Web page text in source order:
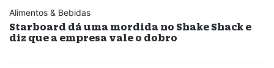
Alimentos & Bebidas
Starboard dá uma mordida no Shake Shack e
diz que a empresa vale o dobro